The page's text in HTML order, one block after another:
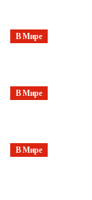
В Мире
В Мире
В Мире